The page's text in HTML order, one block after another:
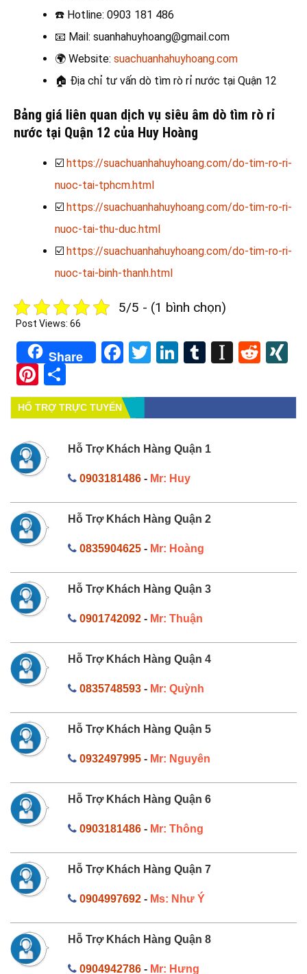
☎️ Hotline: 0903 181 486
📧 Mail: suanhahuyhoang@gmail.com
🌍 Website: suachuanhahuyhoang.com
🏠 Địa chỉ tư vấn dò tìm rò rỉ nước tại Quận 12
Bảng giá liên quan dịch vụ siêu âm dò tìm rò rỉ
nước tại Quận 12 của Huy Hoàng
☑️ https://suachuanhahuyhoang.com/do-tim-ro-ri-
nuoc-tai-tphcm.html
☑️ https://suachuanhahuyhoang.com/do-tim-ro-ri-
nuoc-tai-thu-duc.html
☑️ https://suachuanhahuyhoang.com/do-tim-ro-ri-
nuoc-tai-binh-thanh.html
5/5 - (1 bình chọn)
Post Views: 66
Share Facebook
TwitterLinkedIn
Tumblr
Pinterest
HỔ TRỢ TRỰC TUYẾN
Hỗ Trợ Khách Hàng Quận 1
0903181486- Mr: Huy
Hỗ Trợ Khách Hàng Quận 2
0835904625- Mr: Hoàng
Hỗ Trợ Khách Hàng Quận 3
0901742092- Mr: Thuận
Hỗ Trợ Khách Hàng Quận 4
0835748593- Mr: Quỳnh
Hỗ Trợ Khách Hàng Quận 5
0932497995- Mr: Nguyên
Hỗ Trợ Khách Hàng Quận 6
0903181486- Mr: Thông
Hỗ Trợ Khách Hàng Quận 7
0904997692- Ms: Như Ý
Hỗ Trợ Khách Hàng Quận 8
0904942786- Mr: Hưng